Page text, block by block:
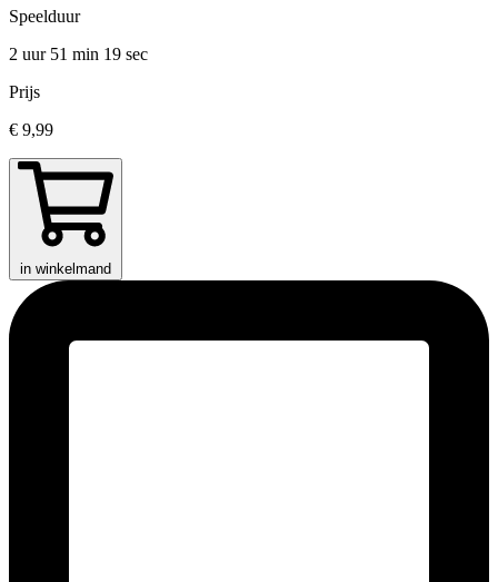
Speelduur
2 uur 51 min 19 sec
Prijs
€ 9,99
in winkelmand